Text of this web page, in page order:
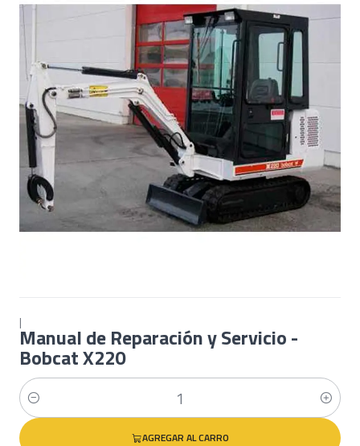
|
Manual de Reparación y Servicio -
Bobcat X220
Cantidad
AGREGAR AL CARRO